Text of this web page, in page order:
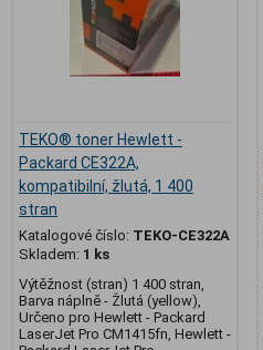
TEKO® toner Hewlett -
Packard CE322A,
kompatibilní, žlutá, 1 400
stran
Katalogové číslo: TEKO-CE322A
Skladem: 1 ks
Výtěžnost (stran) 1 400 stran,
Barva náplně - Žlutá (yellow),
Určeno pro Hewlett - Packard
LaserJet Pro CM1415fn, Hewlett -